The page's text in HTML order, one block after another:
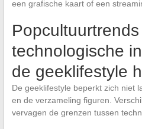
een grafische kaart of een
technologische
de geeklifestyle
De geeklifestyle beperkt zich niet
en de verzameling figuren.
vervagen de grenzen tussen